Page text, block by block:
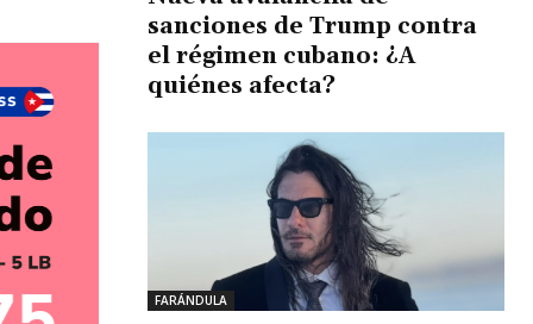
sanciones de Trump contra
el régimen cubano: ¿A
quiénes afecta?
FARÁNDULA